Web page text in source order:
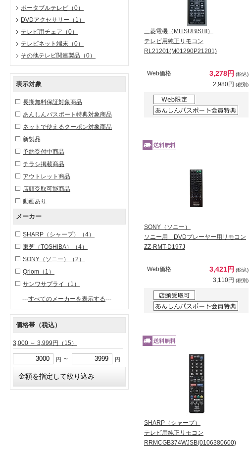
ポータブルテレビ （0）
DVDアクセサリー （1）
テレビ用チェア （0）
テレビネット端末 （0）
その他テレビ関連製品 （0）
表示対象
長期無料保証対象商品
あんしんパスポート特典対象商品
ネットで使えるクーポン対象商品
新製品
予約受付中商品
チラシ掲載商品
アウトレット商品
店頭受取可能商品
動画あり
メーカー
SHARP（シャープ）
（4）
東芝（TOSHIBA）
（4）
SONY（ソニー）
（2）
Qriom （1）
サンワサプライ
（1）
---すべてのメーカーを表示する---
価格帯（税込）
3,000 ～ 3,999円 （15）
円 ～ 円
三菱電機（MITSUBISHI）
テレビ用純正リモコン
RL21201(M01290P21201)
Web価格 3,278円 (税込)
2,980円 (税別)
SONY（ソニー）
ソニー用 DVDプレーヤー用リモコン
ZZ-RMT-D197J
Web価格 3,421円 (税込)
3,110円 (税別)
SHARP（シャープ）
テレビ用純正リモコン
RRMCGB374WJSB(0106380600)